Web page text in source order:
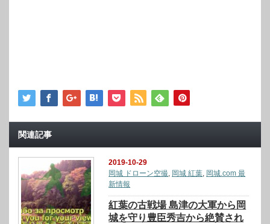
関連記事
2019-10-29
岡城 ドローン空撮, 岡城 紅葉, 岡城.com 最
新情報
紅葉の古戦場 島津の大軍から岡
城を守り豊臣秀吉から絶賛され